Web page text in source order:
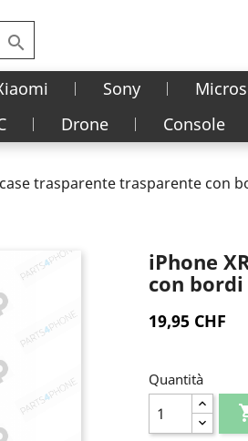

Sony
Drone Console
case trasparente trasparente con
iPhone
con bordi
19,95 CHF
Quantità